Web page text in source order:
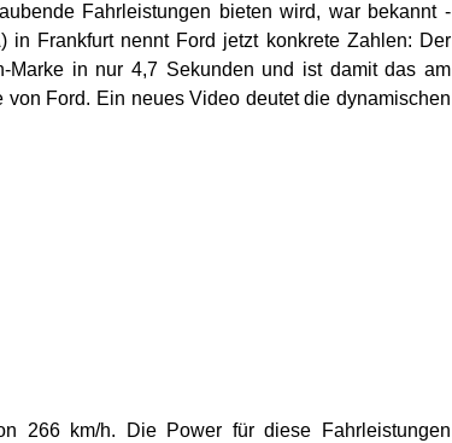
Fahrleistungen bieten wird, war bekannt -
in Frankfurt nennt Ford jetzt konkrete Zahlen: Der
Marke in nur 4,7 Sekunden und ist damit das am
Ford. Ein neues Video deutet die dynamischen
266 km/h. Die Power für diese Fahrleistungen